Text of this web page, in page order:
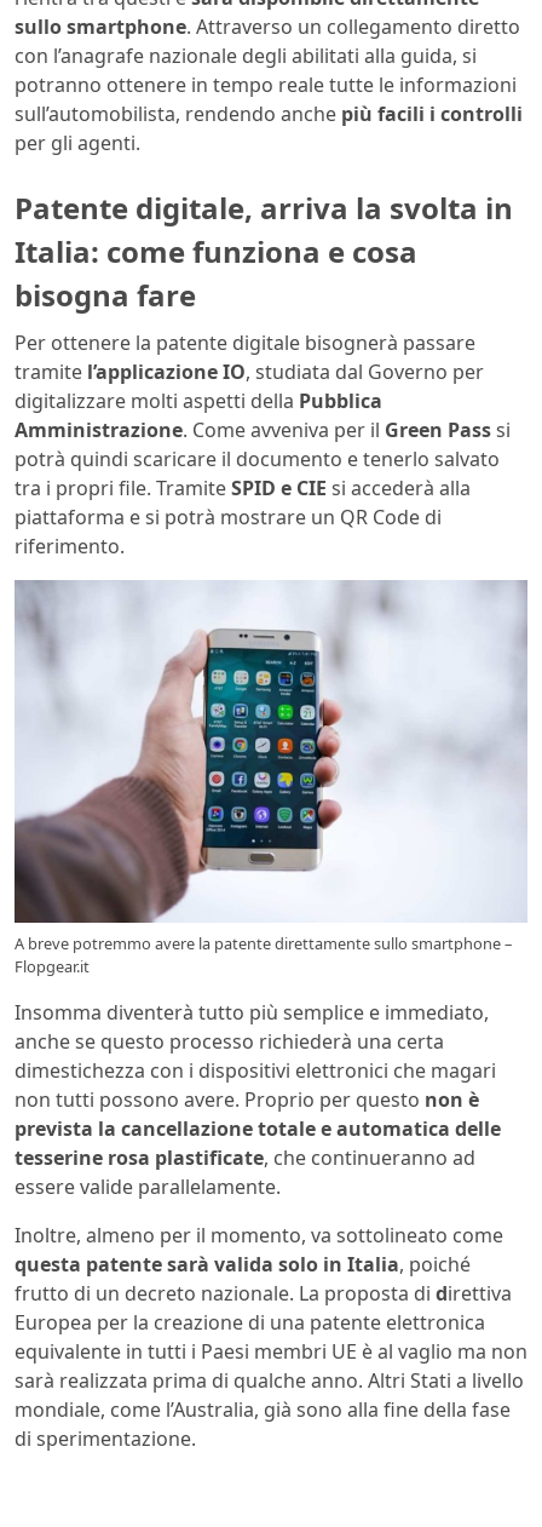
sullosmartphone. Attraverso un collegamento diretto
con l’anagrafe nazionale degli abilitati alla guida, si
potranno ottenere in tempo reale tutte le informazioni
sull’automobilista, rendendo anche più facili i controlli
per gli agenti.
Patente digitale, arriva la svolta in
Italia: come funziona e cosa
bisogna fare
Per ottenere la patente digitale bisognerà passare
tramite l’applicazione IO, studiata dal Governo per
digitalizzare molti aspetti della Pubblica
Amministrazione. Come avveniva per il Green Passsi
potrà quindi scaricare il documento e tenerlo salvato
tra i propri file. TramiteSPID e CIE si accederà alla
piattaforma e si potrà mostrare un QR Code di
riferimento.
A breve potremmo avere la patente direttamente sullo smartphone –
Flopgear.it
Insomma diventerà tutto più semplice e immediato,
anche se questo processo richiederà una certa
dimestichezza con i dispositivi elettronici che magari
non tutti possono avere. Proprio per questo non è
prevista la cancellazione totale e automatica delle
tesserine rosa plastificate, che continueranno ad
essere valide parallelamente.
Inoltre, almeno per il momento, va sottolineato come
questa patente sarà valida solo in Italia, poiché
frutto di un decreto nazionale. La proposta di direttiva
Europea per la creazione di una patente elettronica
equivalente in tutti i Paesi membri UE è al vaglio ma non
sarà realizzata prima di qualche anno. Altri Stati a livello
mondiale, come l’Australia, già sono alla fine della fase
di sperimentazione.